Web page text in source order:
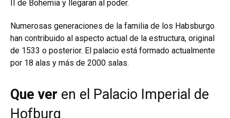
II de Bohemia y llegaran al poder.
Numerosas generaciones de la familia de los Habsburgo
han contribuido al aspecto actual de la estructura, original
de 1533 o posterior. El palacio está formado actualmente
por 18 alas y más de 2000 salas.
Que ver en el Palacio Imperial de
Hofburg